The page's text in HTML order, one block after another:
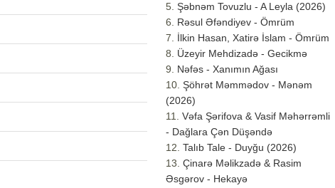
Şəbnəm Tovuzlu - A Leyla (2026)
Rəsul Əfəndiyev - Ömrüm
İlkin Hasan, Xatirə İslam - Ömrüm
Üzeyir Mehdizadə - Gecikmə
Nəfəs - Xanımın Ağası
Şöhrət Məmmədov - Mənəm
(2026)
Vəfa Şərifova & Vasif Məhərrəmli
- Dağlara Çən Düşəndə
Talıb Tale - Duyğu (2026)
Çinarə Məlikzadə & Rasim
Əsgərov - Hekayə